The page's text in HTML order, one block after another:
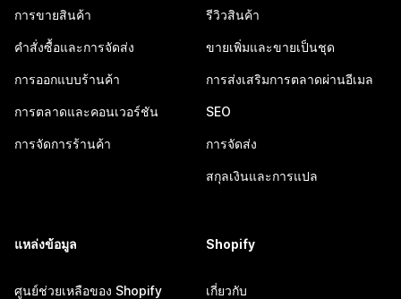
การขายสินค้า
คำสั่งซื้อและการจัดส่ง
การออกแบบร้านค้า
การตลาดและคอนเวอร์ชัน
การจัดการร้านค้า
รีวิวสินค้า
ขายเพิ่มและขายเป็นชุด
การส่งเสริมการตลาดผ่านอีเมล
SEO
การจัดส่ง
สกุลเงินและการแปล
แหล่งข้อมูล
ศูนย์ช่วยเหลือของ Shopify
Shopify
เกี่ยวกับ